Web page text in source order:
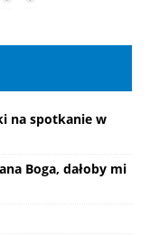
na spotkanie w
Boga, dałoby mi